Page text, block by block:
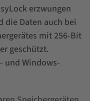
erzwungen
die Daten auch bei
mit 256-Bit
geschützt.
und Windows-